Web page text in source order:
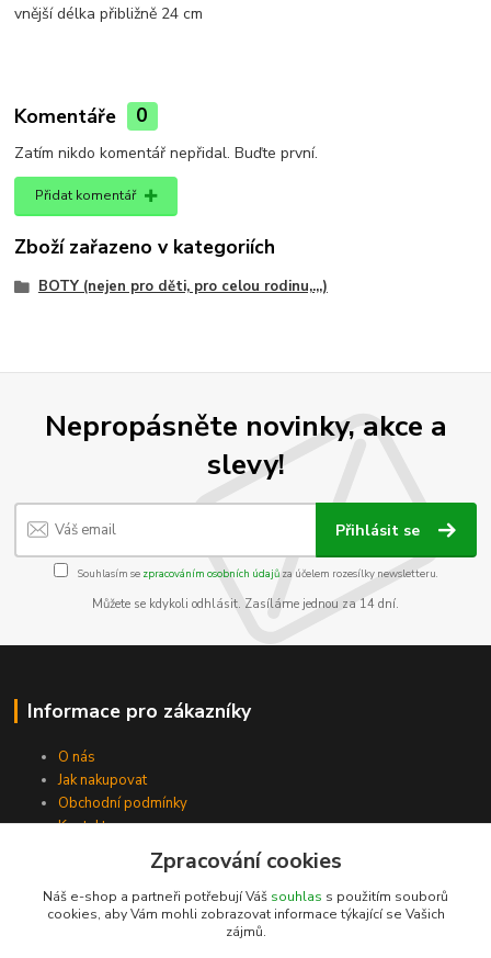
vnější délka přibližně 24 cm
Komentáře 0
Zatím nikdo komentář nepřidal. Buďte první.
Přidat komentář
Zboží zařazeno v kategoriích
BOTY (nejen pro děti, pro celou rodinu,.,,)
Nepropásněte novinky, akce a
slevy!
Přihlásit se
Souhlasím se zpracováním osobních údajůza účelem rozesílky newsletteru.
Můžete se kdykoli odhlásit. Zasíláme jednou za 14 dní.
Informace pro zákazníky
O nás
Jak nakupovat
Obchodní podmínky
Kontakty
Zpracování cookies
Náš e-shop a partneři potřebují Váš souhlas s použitím souborů
cookies, aby Vám mohli zobrazovat informace týkající se Vašich
zájmů.